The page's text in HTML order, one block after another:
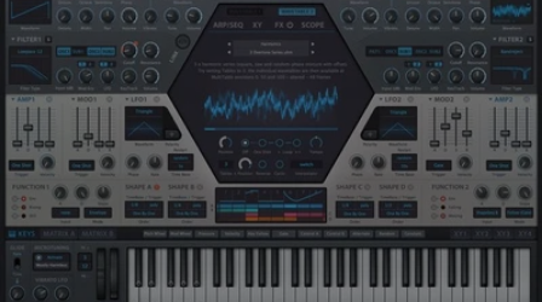
medios 0 en modal